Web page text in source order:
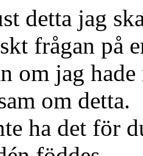
detta jag
frågan på
om jag
om detta.
ha det för